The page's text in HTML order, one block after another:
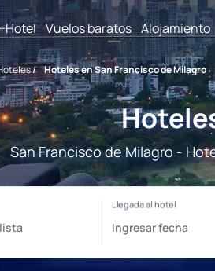
Vuelos baratos Alojamiento
/ Hoteles en San Francisco de Milagro
San Francisco de Milagro -